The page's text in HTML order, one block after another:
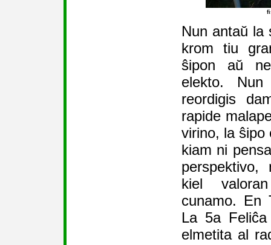
Nun antaŭ la
krom tiu
ŝipon aŭ
elekto.
reordigis
rapide
virino, la ŝipo
kiam ni
kiel
cunamo. En
La 5a
elmetita al